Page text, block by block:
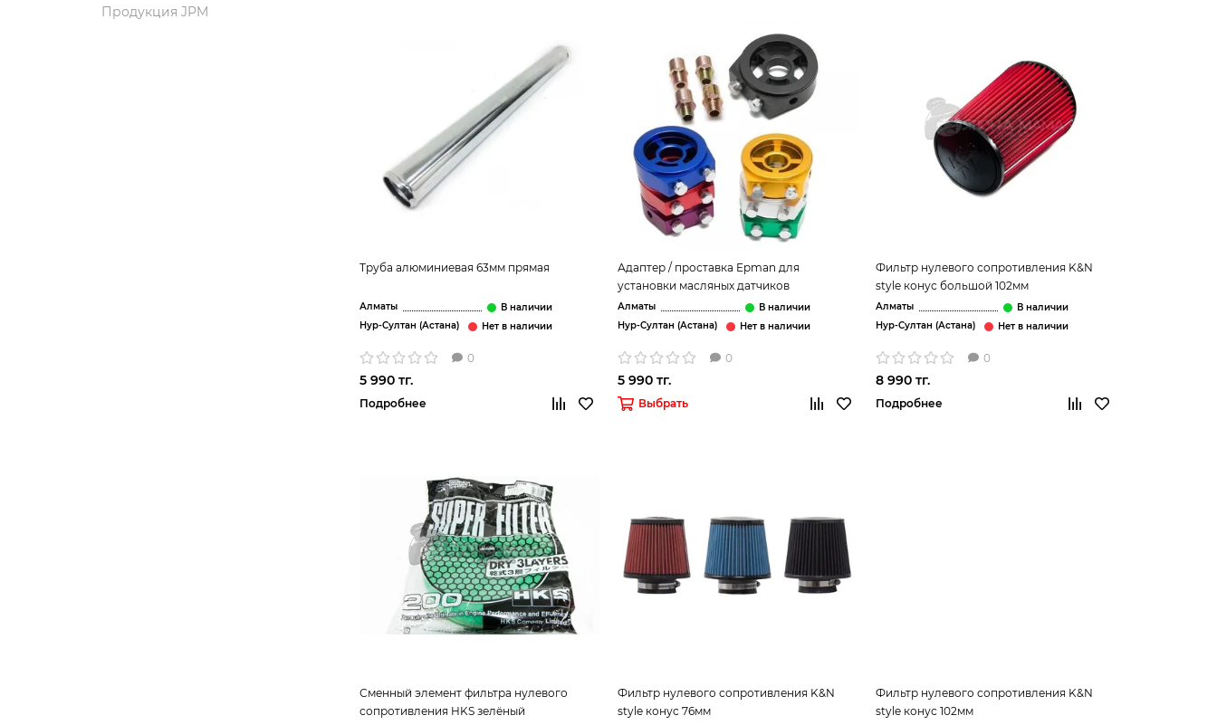
Продукция JPM
Труба алюминиевая 63мм прямая
Алматы
Нур-Султан (Астана)
0
5 990 тг.
Подробнее
Адаптер / проставка Epman для
установки масляных датчиков
Алматы
Нур-Султан (Астана)
0
5 990 тг.
Выбрать
Фильтр нулевого сопротивления K&N
style конус большой 102мм
Алматы
Нур-Султан (Астана)
0
8 990 тг.
Подробнее
Сменный элемент фильтра нулевого
сопротивления HKS зелёный
Фильтр нулевого сопротивления K&N
style конус 76мм
Фильтр нулевого сопротивления K&N
style конус 102мм